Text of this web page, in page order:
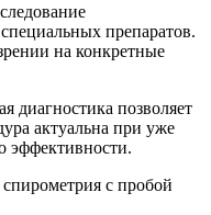
препаратов.
на конкретные
диагностика позволяет
актуальна при уже
эффективности.
с пробой